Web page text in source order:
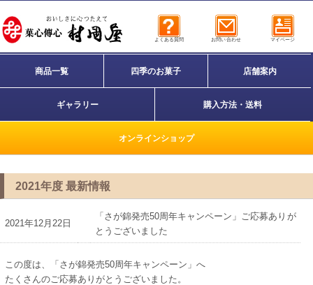
よくある質問 お問い合わせ マイページ
商品一覧 四季のお菓子 店舗案内
ギャラリー 購入方法・送料
オンラインショップ
2021年度 最新情報
2021年12月22日
「さが錦発売50周年キャンペーン」ご応募ありが
とうございました
この度は、「さが錦発売50周年キャンペーン」へ
たくさんのご応募ありがとうございました。